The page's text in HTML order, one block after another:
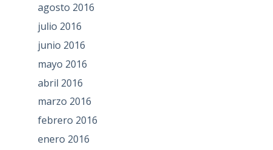
agosto 2016
julio 2016
junio 2016
mayo 2016
abril 2016
marzo 2016
febrero 2016
enero 2016